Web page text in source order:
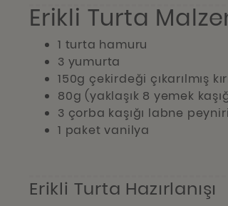
Erikli Turta
1 turta hamuru
3 yumurta
150g çekirdeği çıkarılmış
80g (yaklaşık 8 yemek
3 çorba kaşığı labne peyniri
1 paket vanilya
Erikli Turta Hazırlanışı